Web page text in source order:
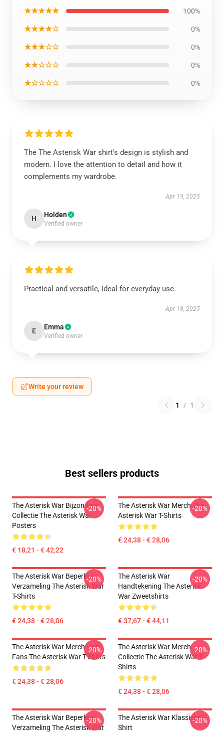
★★★★★ 100%
★★★★☆ 0%
★★★☆☆ 0%
★★☆☆☆ 0%
★☆☆☆☆ 0%
The The Asterisk War shirt's design is stylish and
modern. I love the attention to detail and how it
complements my wardrobe.
Apr 19, 2025
H Holden
Verified owner
Practical and versatile, ideal for everyday use.
Apr 18, 2025
E Emma
Verified owner
Write your review
1 / 1
Best sellers products
The Asterisk War Bijzondere
Collectie The Asterisk War
Posters
€ 18,21 - € 42,22
-20%
The Asterisk War Merch The
Asterisk War T-Shirts
€ 24,38 - € 28,06
-20%
The Asterisk War Beperkte
Verzameling The Asterisk War
T-Shirts
€ 24,38 - € 28,06
-20%
The Asterisk War
Handtekening The Asterisk
War Zweetshirts
€ 37,67 - € 44,11
-20%
The Asterisk War Merch Voor
Fans The Asterisk War T-Shirts
€ 24,38 - € 28,06
-20%
The Asterisk War Merch-
Collectie The Asterisk War T-
Shirts
€ 24,38 - € 28,06
-20%
The Asterisk War Beperkte
Verzameling The Asterisk War
-20%
The Asterisk War Klassieke T-
Shirt
-20%